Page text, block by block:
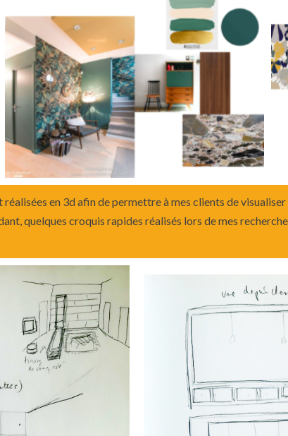
en 3d afin de permettre à mes clients de
quelques croquis rapides réalisés lors de mes